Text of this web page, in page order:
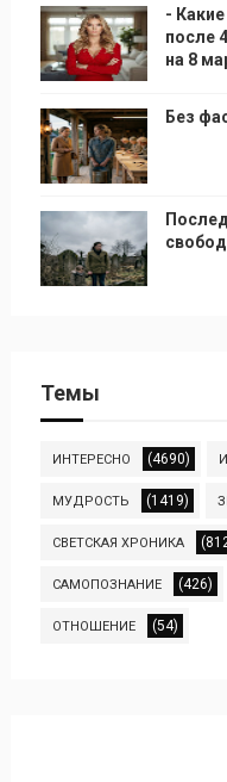
-
после
на 8
Без
Темы
ИНТЕРЕСНО (4690)
МУДРОСТЬ (1419)
СВЕТСКАЯ ХРОНИКА
САМОПОЗНАНИЕ (426)
ОТНОШЕНИЕ (54)